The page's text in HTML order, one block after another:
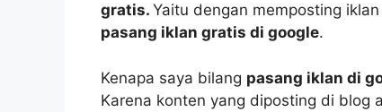
gratis. Yaitu dengan memposting
pasang iklan gratis di google.
Kenapa saya bilang pasang iklan di
Karena konten yang diposting di blog